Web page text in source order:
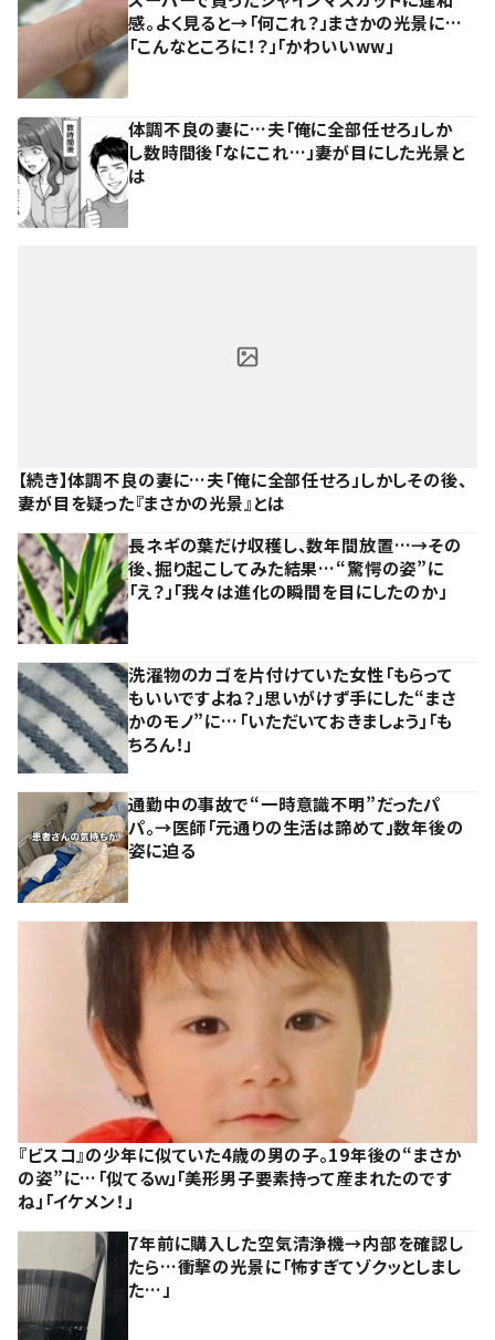
感。よく見ると→「何これ？」まさかの光景に…
「こんなところに！？」「かわいいww」
体調不良の妻に…夫「俺に全部任せろ」しか
し数時間後「なにこれ…」妻が目にした光景と
は
【続き】体調不良の妻に…夫「俺に全部任せろ」しかしその後、
妻が目を疑った『まさかの光景』とは
長ネギの葉だけ収穫し、数年間放置…→その
後、掘り起こしてみた結果…“驚愕の姿”に
「え？」「我々は進化の瞬間を目にしたのか」
洗濯物のカゴを片付けていた女性「もらって
もいいですよね？」思いがけず手にした“まさ
かのモノ”に…「いただいておきましょう」「も
ちろん！」
通勤中の事故で“一時意識不明”だったパ
パ。→医師「元通りの生活は諦めて」数年後の
姿に迫る
『ビスコ』の少年に似ていた4歳の男の子。19年後の“まさか
の姿”に…「似てるｗ」「美形男子要素持って産まれたのです
ね」「イケメン！」
7年前に購入した空気清浄機→内部を確認し
たら…衝撃の光景に「怖すぎてゾクッとしまし
た…」